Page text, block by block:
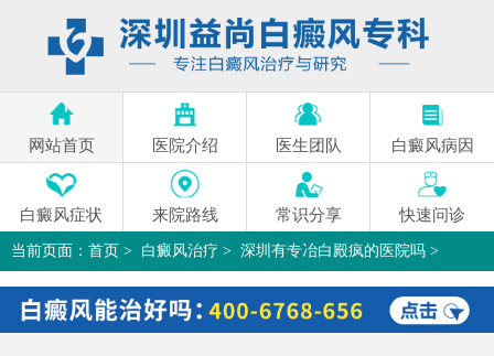
网站首页 医院介绍 医生团队 白癜风病因
白癜风症状 来院路线 常识分享 快速问诊
当前页面： 首页 > 白癜风治疗 > 深圳有专冶白殿疯的医院吗 >